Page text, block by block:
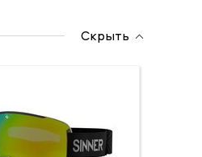
Скрыть